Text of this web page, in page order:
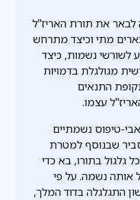
לבאר את תורת האריז"ל
מתי וכיצד מתרחש
לשורשי נשמות, כיצד
מגולגלת בדמויות
התנאים
עצמו.
טיפוס נשמתיים
שבנוסף למטרת
גלגול בתורו, בא כדי
אותה נשמה. על פי
התגלגלה בדוד המלך,